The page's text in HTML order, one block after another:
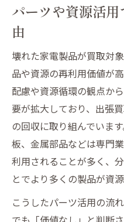
パーツや資源活
由
壊れた家電製品が買取対
品や資源の再利用価値が
配慮や資源循環の観点か
要が拡大しており、出張
の回収に取り組んでいま
板、金属部品などは専門
利用されることが多く、
とでより多くの製品が資
こうしたパーツ活用の流